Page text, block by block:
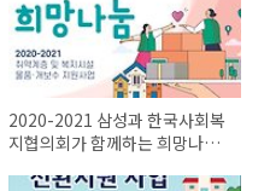
2020-2021 삼성과 한국사회복
지협의회가 함께하는 희망나눔